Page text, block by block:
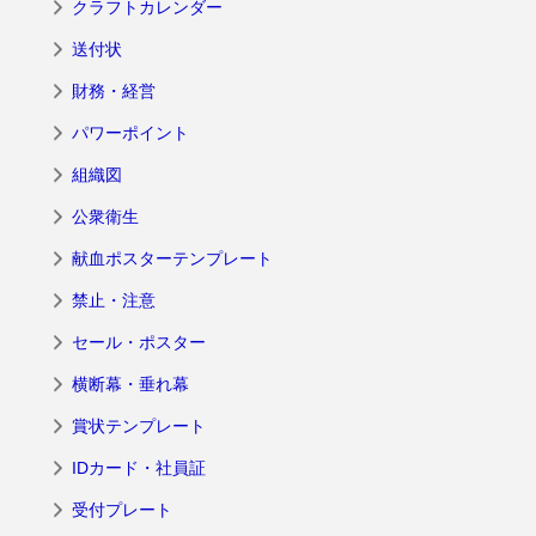
クラフトカレンダー
送付状
財務・経営
パワーポイント
組織図
公衆衛生
献血ポスターテンプレート
禁止・注意
セール・ポスター
横断幕・垂れ幕
賞状テンプレート
IDカード・社員証
受付プレート